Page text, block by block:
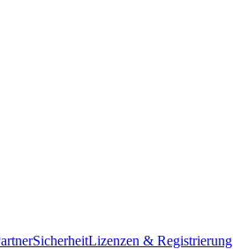
SicherheitLizenzen & Registrierung